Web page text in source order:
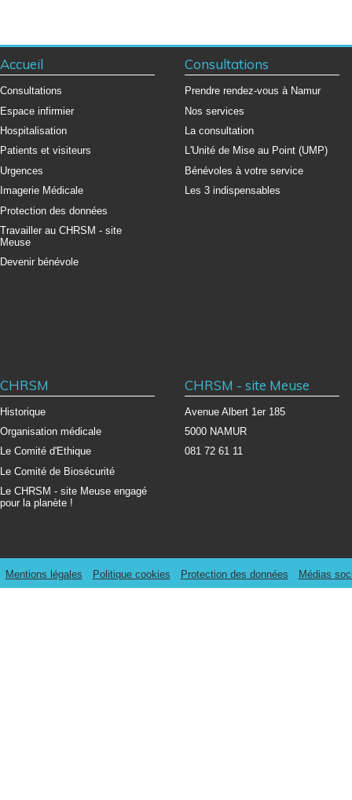
Accueil
Consultations
Espace infirmier
Hospitalisation
Patients et visiteurs
Urgences
Imagerie Médicale
Protection des données
Travailler au CHRSM - site
Meuse
Devenir bénévole
Consultations
Prendre rendez-vous à Namur
Nos services
La consultation
L'Unité de Mise au Point (UMP)
Bénévoles à votre service
Les 3 indispensables
CHRSM
Historique
Organisation médicale
Le Comité d'Ethique
Le Comité de Biosécurité
Le CHRSM - site Meuse engagé
pour la planète !
CHRSM - site Meuse
Avenue Albert 1er 185
5000 NAMUR
081 72 61 11
Mentions légales Politique cookies Protection des données Médias